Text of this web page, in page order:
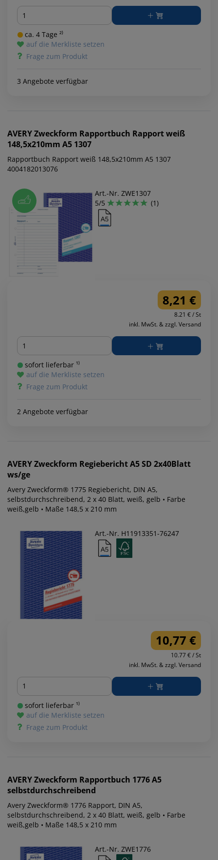
Menge
ca. 4 Tage ²⁾
auf die Merkliste setzen
Frage zum Produkt
3 Angebote verfügbar
AVERY Zweckform Rapportbuch Rapport weiß
148,5x210mm A5 1307
Rapportbuch Rapport weiß 148,5x210mm A5 1307
4004182013076
Art.-Nr. ZWE1307
5/5
(1)
8,21 €
8.21 € / St
inkl. MwSt. & zzgl. Versand
Menge
sofort lieferbar ¹⁾
auf die Merkliste setzen
Frage zum Produkt
2 Angebote verfügbar
AVERY Zweckform Regiebericht A5 SD 2x40Blatt
ws/ge
Avery Zweckform® 1775 Regiebericht, DIN A5,
selbstdurchschreibend, 2 x 40 Blatt, weiß, gelb • Farbe
weiß,gelb • Maße 148,5 x 210 mm
Art.-Nr. H11913351-76247
10,77 €
10.77 € / St
inkl. MwSt. & zzgl. Versand
Menge
sofort lieferbar ¹⁾
auf die Merkliste setzen
Frage zum Produkt
AVERY Zweckform Rapportbuch 1776 A5
selbstdurchschreibend
Avery Zweckform® 1776 Rapport, DIN A5,
selbstdurchschreibend, 2 x 40 Blatt, weiß, gelb • Farbe
weiß,gelb • Maße 148,5 x 210 mm
Art.-Nr. ZWE1776